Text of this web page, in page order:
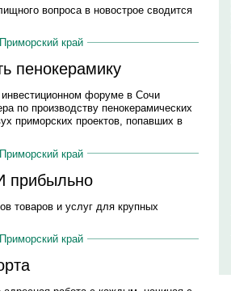
вопроса в новострое сводится
Приморский край
пенокерамику
форуме в Сочи
по производству пенокерамических
приморских проектов, попавших в
Приморский край
прибыльно
товаров и услуг для крупных
Приморский край